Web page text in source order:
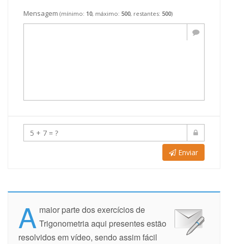
Mensagem (mínimo: 10, máximo: 500, restantes: 500)
Enviar
A maior parte dos exercícios de
Trigonometria aqui presentes estão
resolvidos em vídeo, sendo assim fácil